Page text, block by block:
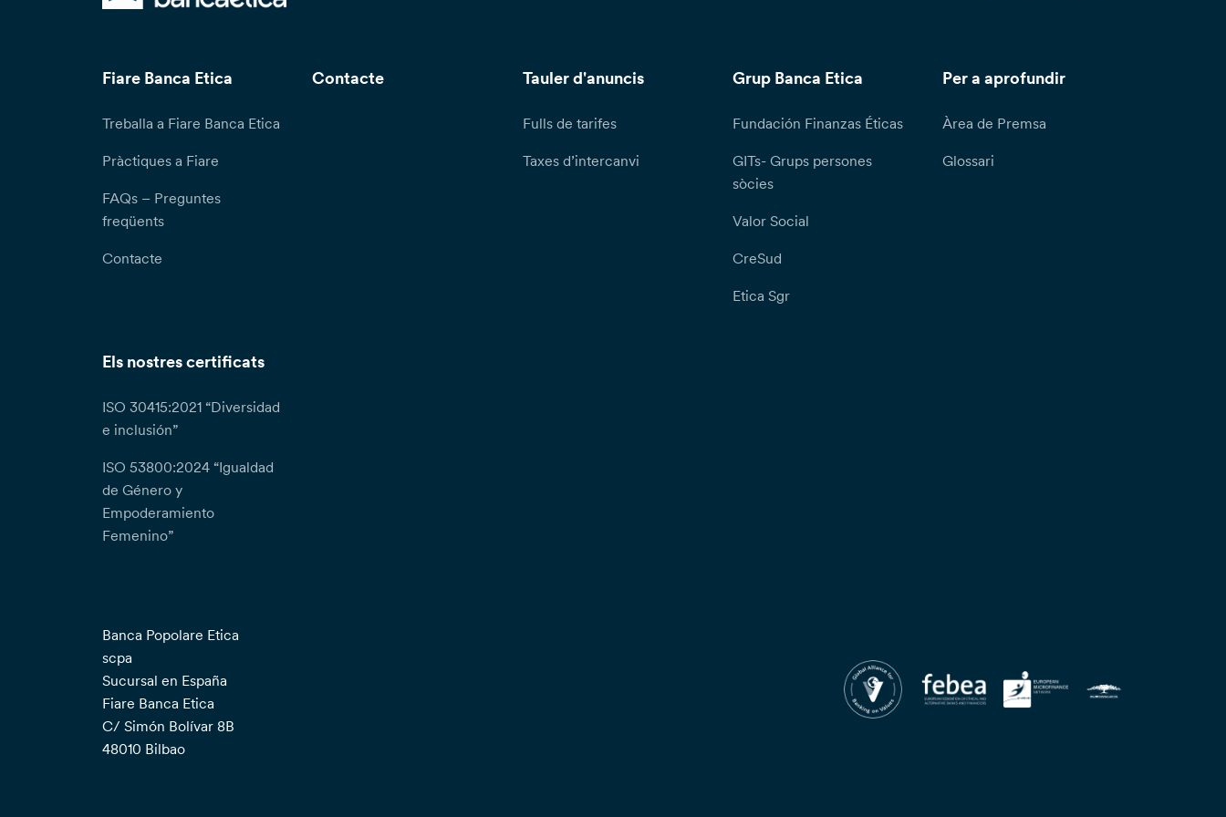
Fiare Banca Etica
Treballa a Fiare Banca Etica
Pràctiques a Fiare
FAQs – Preguntes
freqüents
Contacte
Contacte Tauler d'anuncis
Fulls de tarifes
Taxes d’intercanvi
Grup Banca Etica
Fundación Finanzas Éticas
GITs- Grups persones
sòcies
Valor Social
CreSud
Etica Sgr
Per a aprofundir
Àrea de Premsa
Glossari
Els nostres certificats
ISO 30415:2021 “Diversidad
e inclusión”
ISO 53800:2024 “Igualdad
de Género y
Empoderamiento
Femenino”
Banca Popolare Etica
scpa
Sucursal en España
Fiare Banca Etica
C/ Simón Bolívar 8B
48010 Bilbao